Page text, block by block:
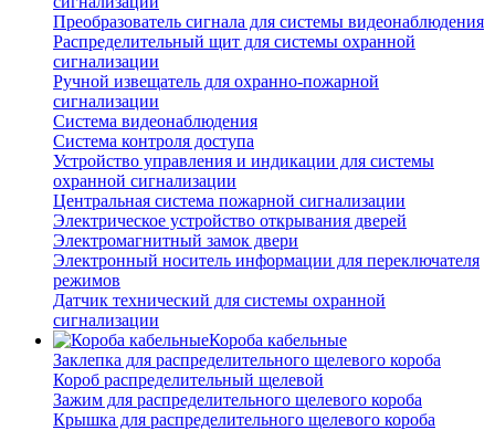
Преобразователь сигнала для системы видеонаблюдения
Распределительный щит для системы охранной
сигнализации
Ручной извещатель для охранно-пожарной
сигнализации
Система видеонаблюдения
Система контроля доступа
Устройство управления и индикации для системы
охранной сигнализации
Центральная система пожарной сигнализации
Электрическое устройство открывания дверей
Электромагнитный замок двери
Электронный носитель информации для переключателя
режимов
Датчик технический для системы охранной
сигнализации
Короба кабельные
Заклепка для распределительного щелевого короба
Короб распределительный щелевой
Зажим для распределительного щелевого короба
Крышка для распределительного щелевого короба